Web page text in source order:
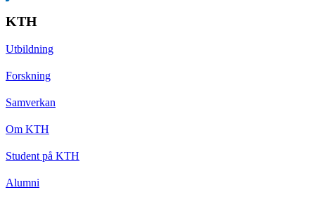
KTH
Utbildning
Forskning
Samverkan
Om KTH
Student på KTH
Alumni